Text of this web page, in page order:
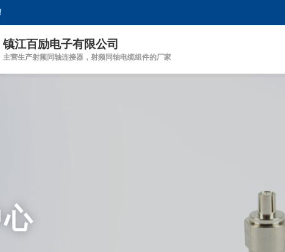
镇江百励电子有限公司
主营生产射频同轴连接器，射频同轴电缆组件的厂家